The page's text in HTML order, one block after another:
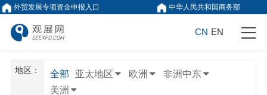
外贸发展专项资金申报入口 中华人民共和国商务部
CN EN
地区： 全部 亚太地区 欧洲
非洲中东
美洲